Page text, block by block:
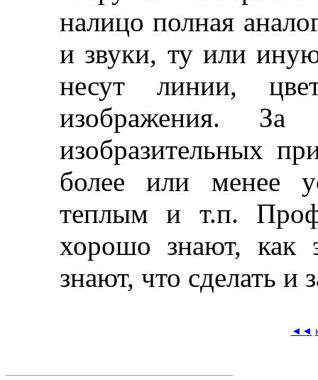
налицо полная
и звуки, ту или
несут линии,
изображения.
изобразительных
более или менее
теплым и т.п.
хорошо знают, как
знают, что сделать и
◄◄